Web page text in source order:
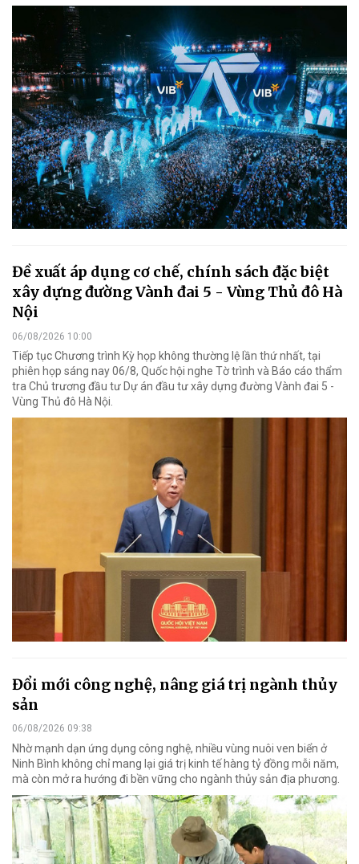
Đề xuất áp dụng cơ chế, chính sách đặc biệt
xây dựng đường Vành đai 5 - Vùng Thủ đô Hà
Nội
06/08/2026 10:00
Tiếp tục Chương trình Kỳ họp không thường lệ lần thứ nhất, tại
phiên họp sáng nay 06/8, Quốc hội nghe Tờ trình và Báo cáo thẩm
tra Chủ trương đầu tư Dự án đầu tư xây dựng đường Vành đai 5 -
Vùng Thủ đô Hà Nội.
Đổi mới công nghệ, nâng giá trị ngành thủy
sản
06/08/2026 09:38
Nhờ mạnh dạn ứng dụng công nghệ, nhiều vùng nuôi ven biển ở
Ninh Bình không chỉ mang lại giá trị kinh tế hàng tỷ đồng mỗi năm,
mà còn mở ra hướng đi bền vững cho ngành thủy sản địa phương.